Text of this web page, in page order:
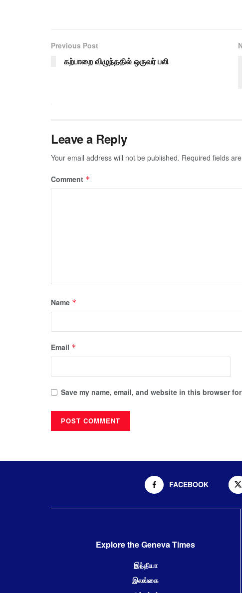
Previous Post
கற்பாறை விழுந்ததில் ஒருவர் பலி
Leave a Reply
Your email address will not be published. Required fields
Comment *
Name *
Email *
Save my name, email, and website in this browser
FACEBOOK
Explore the Geneva Times
இந்தியா
இலங்கை